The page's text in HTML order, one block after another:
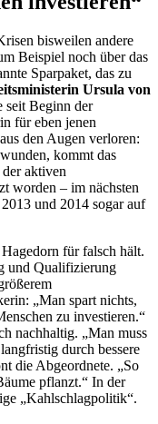
bisweilen andere
Beispiel noch über das
Sparpaket, das zu
Ursula von
seit Beginn der
für eben jenen
den Augen verloren:
kommt das
aktiven
worden – im nächsten
und 2014 sogar auf
für falsch hält.
und Qualifizierung
„Man spart nichts,
zu investieren.“
nachhaltig. „Man muss
durch bessere
die Abgeordnete. „So
pflanzt.“ In der
„Kahlschlagpolitik“.